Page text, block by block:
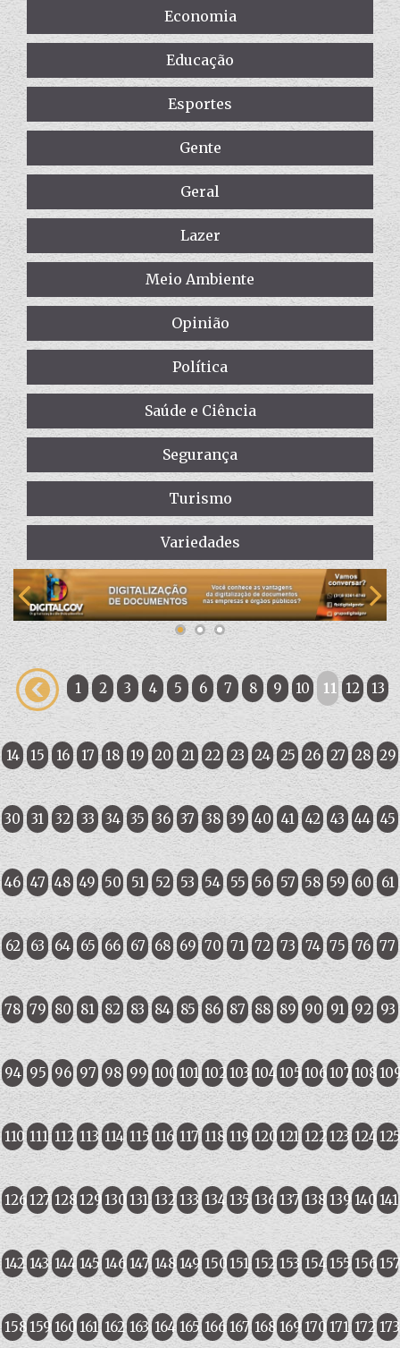
Economia
Educação
Esportes
Gente
Geral
Lazer
Meio Ambiente
Opinião
Política
Saúde e Ciência
Segurança
Turismo
Variedades
1 2 3 4 5 6 7 8 9 10 11 12 13
14 15 16 17 18 19 20 21 22 23 24 25 26 27 28 29
30 31 32 33 34 35 36 37 38 39 40 41 42 43 44 45
46 47 48 49 50 51 52 53 54 55 56 57 58 59 60 61
62 63 64 65 66 67 68 69 70 71 72 73 74 75 76 77
78 79 80 81 82 83 84 85 86 87 88 89 90 91 92 93
94 95 96 97 98 99 100101 102 103 104 105 106 107 108
110 111 112 113 114 115 116 117 118 119 120121 122 123 124 125
126 127 128 129130 131 132 133 134 135 136 137 138 139 140 141
142 143 144 145 146 147 148 149 150151 152 153 154 155 156 157
158 159 160 161 162 163 164 165 166 167 168 169 170 171 172 173